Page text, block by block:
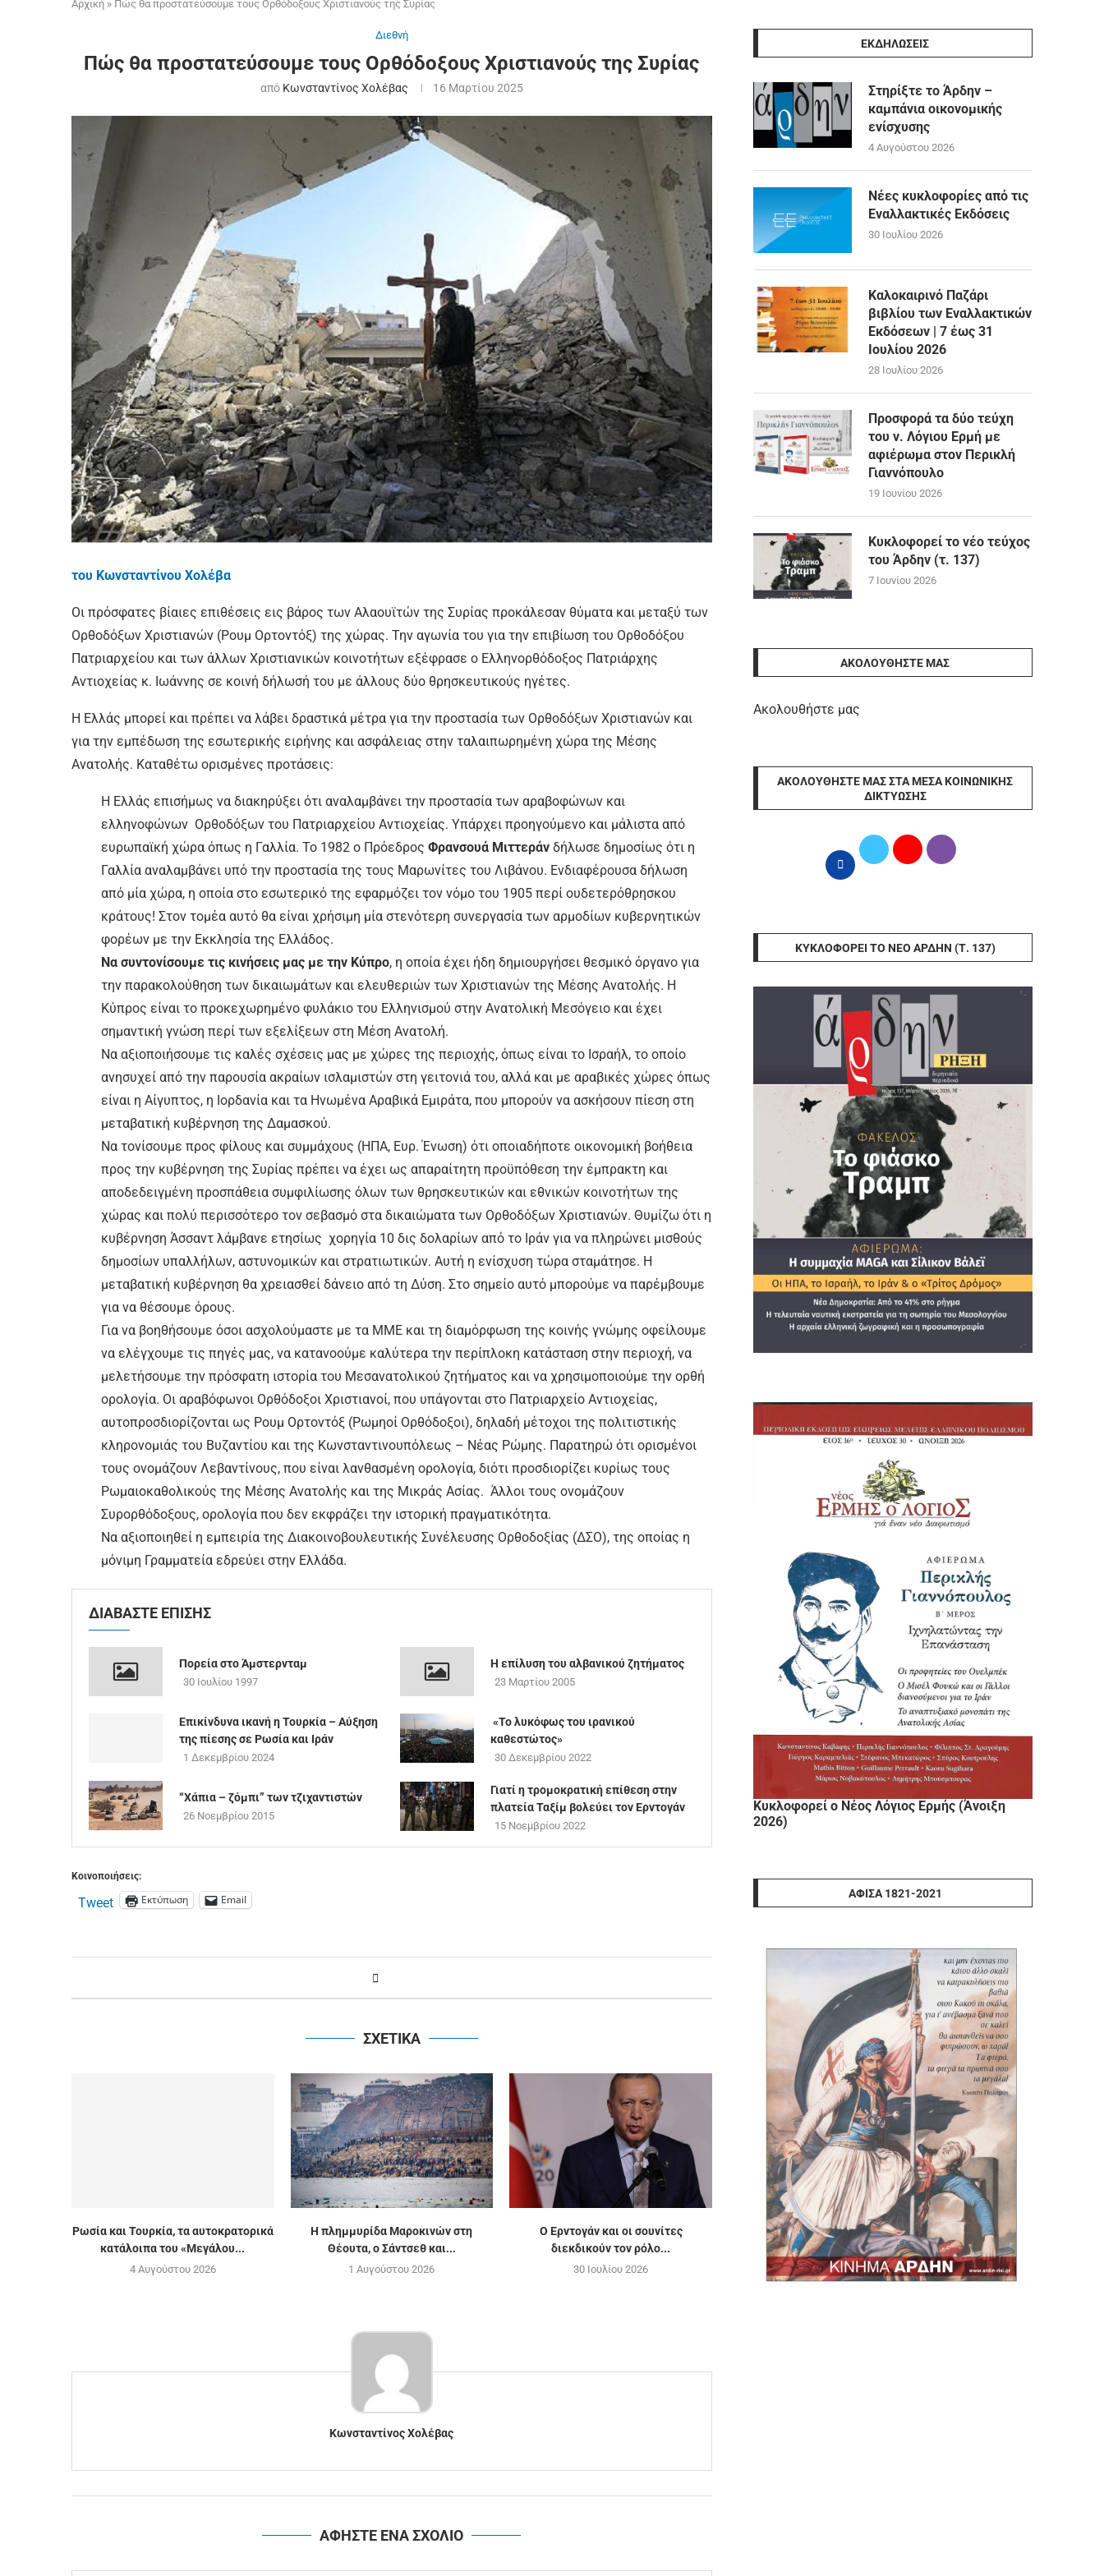
Αρχική » Πώς θα προστατεύσουμε τους Ορθόδοξους Χριστιανούς της Συρίας
Διεθνή
Πώς θα προστατεύσουμε τους Ορθόδοξους Χριστιανούς της Συρίας
από Κωνσταντίνος Χολέβας 16 Μαρτίου 2025
του Κωνσταντίνου Χολέβα
Οι πρόσφατες βίαιες επιθέσεις εις βάρος των Αλαουϊτών της Συρίας προκάλεσαν θύματα και μεταξύ των
Ορθοδόξων Χριστιανών (Ρουμ Ορτοντόξ) της χώρας. Την αγωνία του για την επιβίωση του Ορθοδόξου
Πατριαρχείου και των άλλων Χριστιανικών κοινοτήτων εξέφρασε ο Ελληνορθόδοξος Πατριάρχης
Αντιοχείας κ. Ιωάννης σε κοινή δήλωσή του με άλλους δύο θρησκευτικούς ηγέτες.
Η Ελλάς μπορεί και πρέπει να λάβει δραστικά μέτρα για την προστασία των Ορθοδόξων Χριστιανών και
για την εμπέδωση της εσωτερικής ειρήνης και ασφάλειας στην ταλαιπωρημένη χώρα της Μέσης
Ανατολής. Καταθέτω ορισμένες προτάσεις:
Η Ελλάς επισήμως να διακηρύξει ότι αναλαμβάνει την προστασία των αραβοφώνων και
ελληνοφώνων Ορθοδόξων του Πατριαρχείου Αντιοχείας. Υπάρχει προηγούμενο και μάλιστα από
ευρωπαϊκή χώρα όπως η Γαλλία. Το 1982 ο Πρόεδρος Φρανσουά Μιττεράν δήλωσε δημοσίως ότι η
Γαλλία αναλαμβάνει υπό την προστασία της τους Μαρωνίτες του Λιβάνου. Ενδιαφέρουσα δήλωση
από μία χώρα, η οποία στο εσωτερικό της εφαρμόζει τον νόμο του 1905 περί ουδετερόθρησκου
κράτους! Στον τομέα αυτό θα είναι χρήσιμη μία στενότερη συνεργασία των αρμοδίων κυβερνητικών
φορέων με την Εκκλησία της Ελλάδος.
Να συντονίσουμε τις κινήσεις μας με την Κύπρο, η οποία έχει ήδη δημιουργήσει θεσμικό όργανο για
την παρακολούθηση των δικαιωμάτων και ελευθεριών των Χριστιανών της Μέσης Ανατολής. Η
Κύπρος είναι το προκεχωρημένο φυλάκιο του Ελληνισμού στην Ανατολική Μεσόγειο και έχει
σημαντική γνώση περί των εξελίξεων στη Μέση Ανατολή.
Να αξιοποιήσουμε τις καλές σχέσεις μας με χώρες της περιοχής, όπως είναι το Ισραήλ, το οποίο
ανησυχεί από την παρουσία ακραίων ισλαμιστών στη γειτονιά του, αλλά και με αραβικές χώρες όπως
είναι η Αίγυπτος, η Ιορδανία και τα Ηνωμένα Αραβικά Εμιράτα, που μπορούν να ασκήσουν πίεση στη
μεταβατική κυβέρνηση της Δαμασκού.
Να τονίσουμε προς φίλους και συμμάχους (ΗΠΑ, Ευρ. Ένωση) ότι οποιαδήποτε οικονομική βοήθεια
προς την κυβέρνηση της Συρίας πρέπει να έχει ως απαραίτητη προϋπόθεση την έμπρακτη και
αποδεδειγμένη προσπάθεια συμφιλίωσης όλων των θρησκευτικών και εθνικών κοινοτήτων της
χώρας και πολύ περισσότερο τον σεβασμό στα δικαιώματα των Ορθοδόξων Χριστιανών. Θυμίζω ότι η
κυβέρνηση Άσσαντ λάμβανε ετησίως χορηγία 10 δις δολαρίων από το Ιράν για να πληρώνει μισθούς
δημοσίων υπαλλήλων, αστυνομικών και στρατιωτικών. Αυτή η ενίσχυση τώρα σταμάτησε. Η
μεταβατική κυβέρνηση θα χρειασθεί δάνειο από τη Δύση. Στο σημείο αυτό μπορούμε να παρέμβουμε
για να θέσουμε όρους.
Για να βοηθήσουμε όσοι ασχολούμαστε με τα ΜΜΕ και τη διαμόρφωση της κοινής γνώμης οφείλουμε
να ελέγχουμε τις πηγές μας, να κατανοούμε καλύτερα την περίπλοκη κατάσταση στην περιοχή, να
μελετήσουμε την πρόσφατη ιστορία του Μεσανατολικού ζητήματος και να χρησιμοποιούμε την ορθή
ορολογία. Οι αραβόφωνοι Ορθόδοξοι Χριστιανοί, που υπάγονται στο Πατριαρχείο Αντιοχείας,
αυτοπροσδιορίζονται ως Ρουμ Ορτοντόξ (Ρωμηοί Ορθόδοξοι), δηλαδή μέτοχοι της πολιτιστικής
κληρονομιάς του Βυζαντίου και της Κωνσταντινουπόλεως – Νέας Ρώμης. Παρατηρώ ότι ορισμένοι
τους ονομάζουν Λεβαντίνους, που είναι λανθασμένη ορολογία, διότι προσδιορίζει κυρίως τους
Ρωμαιοκαθολικούς της Μέσης Ανατολής και της Μικράς Ασίας. Άλλοι τους ονομάζουν
Συρορθόδοξους, ορολογία που δεν εκφράζει την ιστορική πραγματικότητα.
Να αξιοποιηθεί η εμπειρία της Διακοινοβουλευτικής Συνέλευσης Ορθοδοξίας (ΔΣΟ), της οποίας η
μόνιμη Γραμματεία εδρεύει στην Ελλάδα.
ΔΙΑΒΑΣΤΕ ΕΠΙΣΗΣ
Πορεία στο Άμστερνταμ
30 Ιουλίου 1997
Η επίλυση του αλβανικού ζητήματος
23 Μαρτίου 2005
Επικίνδυνα ικανή η Τουρκία – Αύξηση
της πίεσης σε Ρωσία και Ιράν
1 Δεκεμβρίου 2024
«Το λυκόφως του ιρανικού
καθεστώτος»
30 Δεκεμβρίου 2022
“Xάπια – ζόμπι” των τζιχαντιστών
26 Νοεμβρίου 2015
Γιατί η τρομοκρατική επίθεση στην
πλατεία Ταξίμ βολεύει τον Ερντογάν
15 Νοεμβρίου 2022
Κοινοποιήσεις:
Tweet Εκτύπωση Email
ΣΧΕΤΙΚΑ
Ρωσία και Τουρκία, τα αυτοκρατορικά
κατάλοιπα του «Μεγάλου...
4 Αυγούστου 2026
Η πλημμυρίδα Μαροκινών στη
Θέουτα, ο Σάντσεθ και...
1 Αυγούστου 2026
Ο Ερντογάν και οι σουνίτες
διεκδικούν τον ρόλο...
30 Ιουλίου 2026
Κωνσταντίνος Χολέβας
ΑΦΗΣΤΕ ΕΝΑ ΣΧΟΛΙΟ
ΕΚΔΗΛΩΣΕΙΣ
Στηρίξτε το Άρδην –
καμπάνια οικονομικής
ενίσχυσης
4 Αυγούστου 2026
Νέες κυκλοφορίες από τις
Εναλλακτικές Εκδόσεις
30 Ιουλίου 2026
Καλοκαιρινό Παζάρι
βιβλίου των Εναλλακτικών
Εκδόσεων | 7 έως 31
Ιουλίου 2026
28 Ιουλίου 2026
Προσφορά τα δύο τεύχη
του ν. Λόγιου Ερμή με
αφιέρωμα στον Περικλή
Γιαννόπουλο
19 Ιουνίου 2026
Κυκλοφορεί το νέο τεύχος
του Άρδην (τ. 137)
7 Ιουνίου 2026
ΑΚΟΛΟΥΘΉΣΤΕ ΜΑΣ
Ακολουθήστε μας
ΑΚΟΛΟΥΘΉΣΤΕ ΜΑΣ ΣΤΑ ΜΈΣΑ ΚΟΙΝΩΝΙΚΉΣ
ΔΙΚΤΎΩΣΗΣ
ΚΥΚΛΟΦΟΡΕΊ ΤΟ ΝΈΟ ΆΡΔΗΝ (Τ. 137)
Κυκλοφορεί ο Νέος Λόγιος Ερμής (Άνοιξη
2026)
ΑΦΊΣΑ 1821-2021